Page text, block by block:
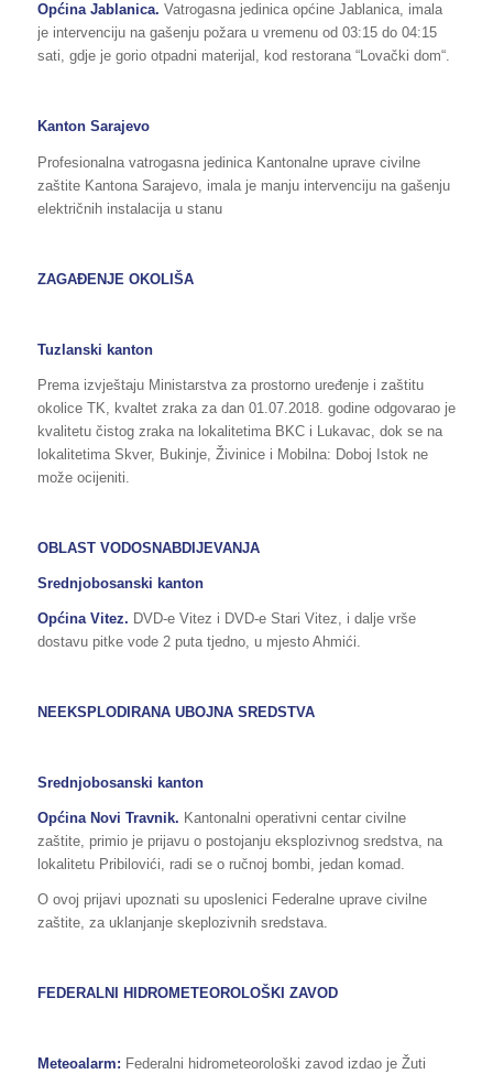
Općina Jablanica. Vatrogasna jedinica općine Jablanica, imala
je intervenciju na gašenju požara u vremenu od 03:15 do 04:15
sati, gdje je gorio otpadni materijal, kod restorana “Lovački dom“.
Kanton Sarajevo
Profesionalna vatrogasna jedinica Kantonalne uprave civilne
zaštite Kantona Sarajevo, imala je manju intervenciju na gašenju
električnih instalacija u stanu
ZAGAĐENJE OKOLIŠA
Tuzlanski kanton
Prema izvještaju Ministarstva za prostorno uređenje i zaštitu
okolice TK, kvaltet zraka za dan 01.07.2018. godine odgovarao je
kvalitetu čistog zraka na lokalitetima BKC i Lukavac, dok se na
lokalitetima Skver, Bukinje, Živinice i Mobilna: Doboj Istok ne
može ocijeniti.
OBLAST VODOSNABDIJEVANJA
Srednjobosanski kanton
Općina Vitez. DVD-e Vitez i DVD-e Stari Vitez, i dalje vrše
dostavu pitke vode 2 puta tjedno, u mjesto Ahmići.
NEEKSPLODIRANA UBOJNA SREDSTVA
Srednjobosanski kanton
Općina Novi Travnik. Kantonalni operativni centar civilne
zaštite, primio je prijavu o postojanju eksplozivnog sredstva, na
lokalitetu Pribilovići, radi se o ručnoj bombi, jedan komad.
O ovoj prijavi upoznati su uposlenici Federalne uprave civilne
zaštite, za uklanjanje skeplozivnih sredstava.
FEDERALNI HIDROMETEOROLOŠKI ZAVOD
Meteoalarm: Federalni hidrometeorološki zavod izdao je Žuti